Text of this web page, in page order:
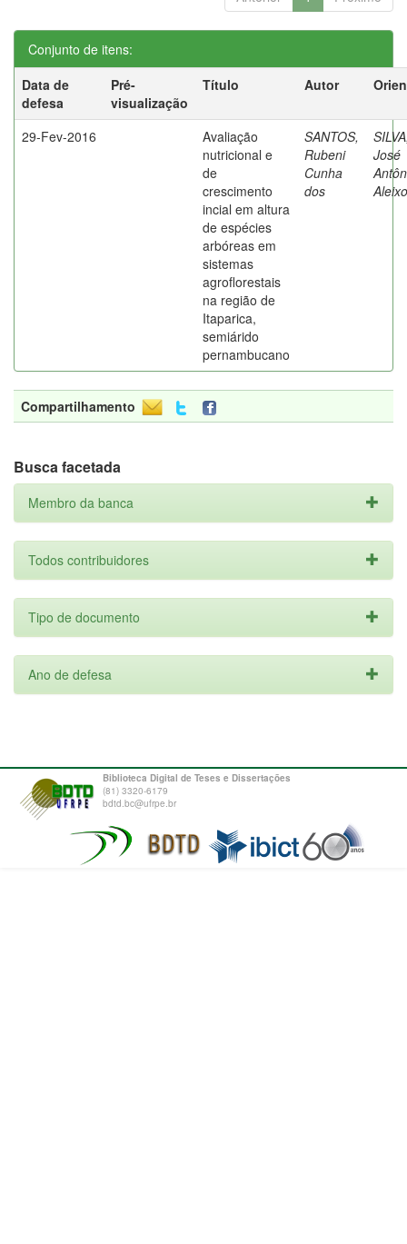
Conjunto de itens:
Data de
defesa
Pré-
visualização
Título Autor
29-Fev-2016
Avaliação
nutricional e
de
crescimento
incial em altura
de espécies
arbóreas em
sistemas
agroflorestais
na região de
Itaparica,
semiárido
pernambucano
SANTOS,
Rubeni
Cunha
dos
José
Compartilhamento
Busca facetada
Membro da banca
Todos contribuidores
Tipo de documento
Ano de defesa
Biblioteca Digital de Teses e Dissertações
(81) 3320-6179
bdtd.bc@ufrpe.br